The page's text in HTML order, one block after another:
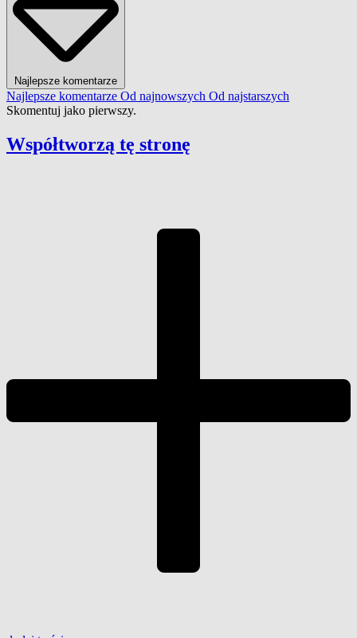
Najlepsze komentarze
Najlepsze komentarze Od najnowszych Od najstarszych
Skomentuj jako pierwszy.
Współtworzą tę stronę